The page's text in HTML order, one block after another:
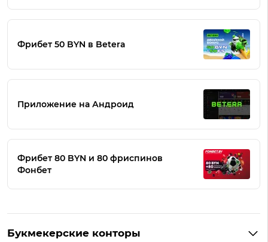
Фрибет 50 BYN в Betera
Приложение на Андроид
Фрибет 80 BYN и 80 фриспинов
Фонбет
Букмекерские конторы